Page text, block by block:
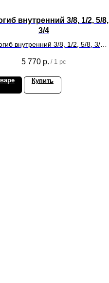
внутренний 3/8, 1/2, 5/8,
3/4
внутренний 3/8, 1/2, 5/8, 3/4
кондиционирования.
5 770 р. / 1 pc
Купить